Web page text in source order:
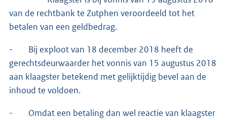
van de rechtbank te Zutphen veroordeeld tot het
betalen van een geldbedrag.
- Bij exploot van 18 december 2018 heeft de
gerechtsdeurwaarder het vonnis van 15 augustus 2018
aan klaagster betekend met gelijktijdig bevel aan de
inhoud te voldoen.
- Omdat een betaling dan wel reactie van klaagster